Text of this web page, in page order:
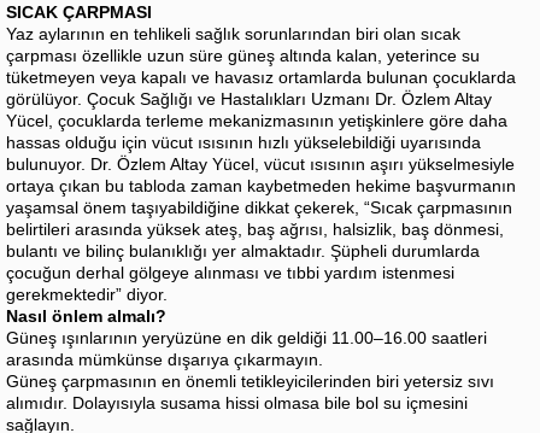
SICAK ÇARPMASI
Yaz aylarının en tehlikeli sağlık sorunlarından biri olan sıcak
çarpması özellikle uzun süre güneş altında kalan, yeterince su
tüketmeyen veya kapalı ve havasız ortamlarda bulunan çocuklarda
görülüyor. Çocuk Sağlığı ve Hastalıkları Uzmanı Dr. Özlem Altay
Yücel, çocuklarda terleme mekanizmasının yetişkinlere göre daha
hassas olduğu için vücut ısısının hızlı yükselebildiği uyarısında
bulunuyor. Dr. Özlem Altay Yücel, vücut ısısının aşırı yükselmesiyle
ortaya çıkan bu tabloda zaman kaybetmeden hekime başvurmanın
yaşamsal önem taşıyabildiğine dikkat çekerek, “Sıcak çarpmasının
belirtileri arasında yüksek ateş, baş ağrısı, halsizlik, baş dönmesi,
bulantı ve bilinç bulanıklığı yer almaktadır. Şüpheli durumlarda
çocuğun derhal gölgeye alınması ve tıbbi yardım istenmesi
gerekmektedir” diyor.
Nasıl önlem almalı?
Güneş ışınlarının yeryüzüne en dik geldiği 11.00–16.00 saatleri
arasında mümkünse dışarıya çıkarmayın.
Güneş çarpmasının en önemli tetikleyicilerinden biri yetersiz sıvı
alımıdır. Dolayısıyla susama hissi olmasa bile bol su içmesini
sağlayın.